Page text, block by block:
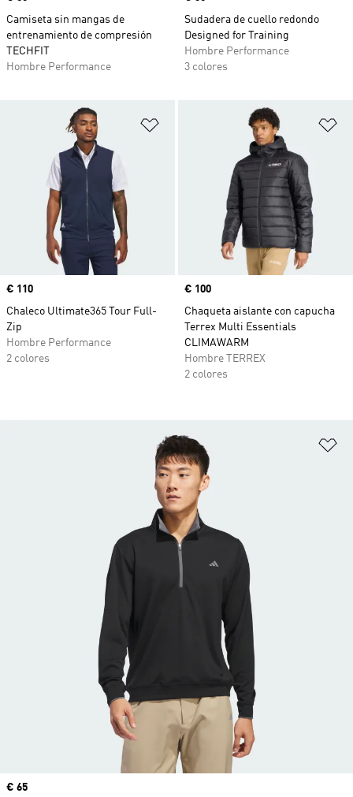
Camiseta sin mangas de
entrenamiento de compresión
TECHFIT
Hombre Performance
Sudadera de cuello redondo
Designed for Training
Hombre Performance
3 colores
Añadir a la lista de deseos
Precio
€ 110
Chaleco Ultimate365 Tour Full-
Zip
Hombre Performance
2 colores
Precio
€ 100
Chaqueta aislante con capucha
Terrex Multi Essentials
CLIMAWARM
Hombre TERREX
2 colores
Precio
€ 65